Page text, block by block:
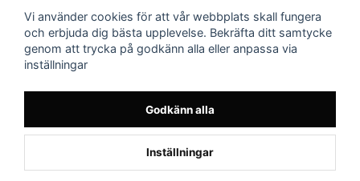
Powered by Nyehandel AB
Vi använder cookies för att vår webbplats skall fungera
och erbjuda dig bästa upplevelse. Bekräfta ditt samtycke
genom att trycka på godkänn alla eller anpassa via
inställningar
Godkänn alla
Inställningar